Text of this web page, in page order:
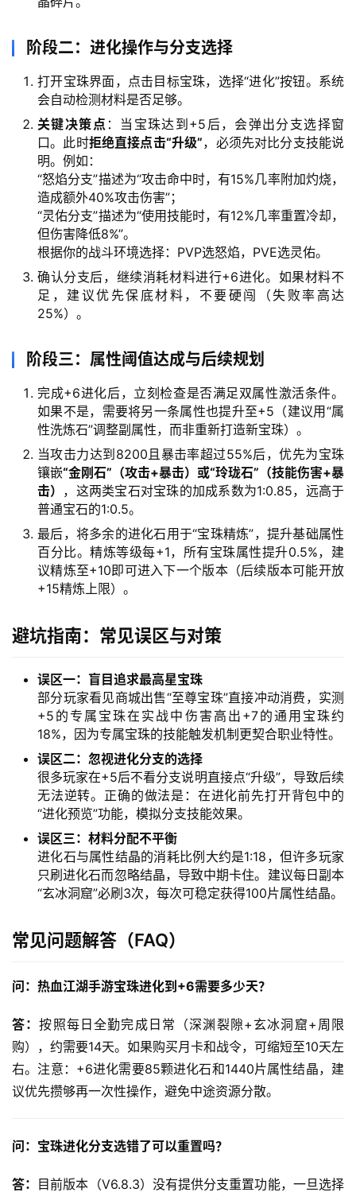
热
文
阶段二：进化操作与分支选择
打开宝珠界面，点击目标宝珠，选择“进化”按钮。系统
会自动检测材料是否足够。
关键决策点 ：当宝珠达到+5后，会弹出分支选择窗
口。此时拒绝直接点击“升级”，必须先对比分支技能说
明。例如：
“怒焰分支”描述为“攻击命中时，有15%几率附加灼烧，
造成额外40%攻击伤害”；
“灵佑分支”描述为“使用技能时，有12%几率重置冷却，
但伤害降低8%”。
根据你的战斗环境选择：PVP选怒焰，PVE选灵佑。
确认分支后，继续消耗材料进行+6进化。如果材料不
足，建议优先保底材料，不要硬闯（失败率高达
25%）。
阶段三：属性阈值达成与后续规划
完成+6进化后，立刻检查是否满足双属性激活条件。
如果不是，需要将另一条属性也提升至+5（建议用“属
性洗炼石”调整副属性，而非重新打造新宝珠）。
当攻击力达到8200且暴击率超过55%后，优先为宝珠
镶嵌“金刚石”（攻击+暴击）或“玲珑石”（技能伤害+暴
击） ，这两类宝石对宝珠的加成系数为1:0.85，远高于
普通宝石的1:0.5。
最后，将多余的进化石用于“宝珠精炼”，提升基础属性
百分比。精炼等级每+1，所有宝珠属性提升0.5%，建
议精炼至+10即可进入下一个版本（后续版本可能开放
+15精炼上限）。
避坑指南：常见误区与对策
误区一：盲目追求最高星宝珠
部分玩家看见商城出售“至尊宝珠”直接冲动消费，实测
+5的专属宝珠在实战中伤害高出+7的通用宝珠约
18%，因为专属宝珠的技能触发机制更契合职业特性。
误区二：忽视进化分支的选择
很多玩家在+5后不看分支说明直接点“升级”，导致后续
无法逆转。正确的做法是：在进化前先打开背包中的
“进化预览”功能，模拟分支技能效果。
误区三：材料分配不平衡
进化石与属性结晶的消耗比例大约是1:18，但许多玩家
只刷进化石而忽略结晶，导致中期卡住。建议每日副本
“玄冰洞窟”必刷3次，每次可稳定获得100片属性结晶。
常见问题解答（FAQ）
问：热血江湖手游宝珠进化到+6需要多少天？
答：按照每日全勤完成日常（深渊裂隙+玄冰洞窟+周限
购），约需要14天。如果购买月卡和战令，可缩短至10天左
右。注意：+6进化需要85颗进化石和1440片属性结晶，建
议优先攒够再一次性操作，避免中途资源分散。
问：宝珠进化分支选错了可以重置吗？
答： 目前版本（V6.8.3）没有提供分支重置功能，一旦选择